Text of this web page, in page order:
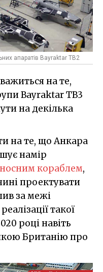
апаратів Bayraktar TB2
на те,
Bayraktar TB3
на декілька
на те, що Анкара
намір
кораблем,
проектувати
за межі
такої
році навіть
Британію про